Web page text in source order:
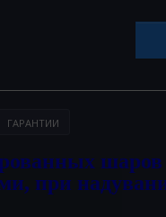
ГАРАНТИИ
при